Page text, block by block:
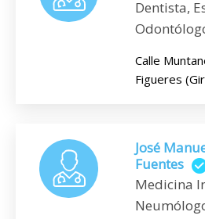
Dentista,
Calle
Figueres
José
Fuentes
Medicina